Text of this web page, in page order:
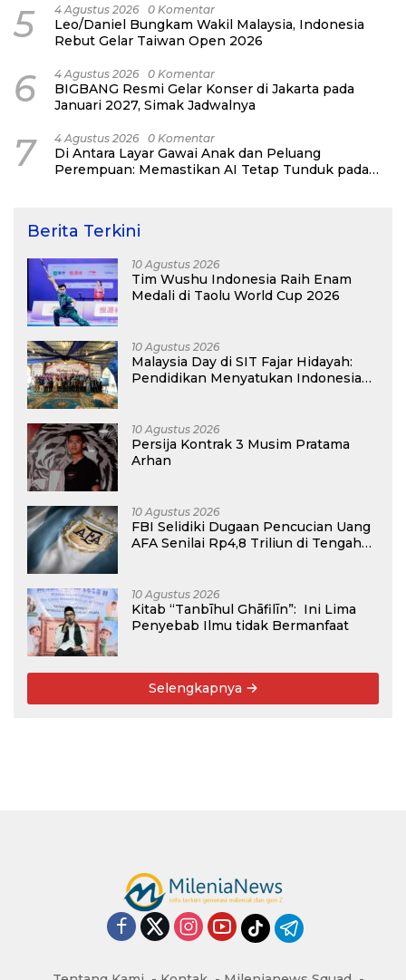
5 4 Agustus 2026 0 Komentar
Leo/Daniel Bungkam Wakil Malaysia, Indonesia
Rebut Gelar Taiwan Open 2026
6 4 Agustus 2026 0 Komentar
BIGBANG Resmi Gelar Konser di Jakarta pada
Januari 2027, Simak Jadwalnya
7 4 Agustus 2026 0 Komentar
Di Antara Layar Gawai Anak dan Peluang
Perempuan: Memastikan AI Tetap Tunduk pada
Berita Terkini
10 Agustus 2026
Tim Wushu Indonesia Raih Enam
Medali di Taolu World Cup 2026
10 Agustus 2026
Malaysia Day di SIT Fajar Hidayah:
Pendidikan Menyatukan Indonesia
10 Agustus 2026
Persija Kontrak 3 Musim Pratama
Arhan
10 Agustus 2026
FBI Selidiki Dugaan Pencucian Uang
AFA Senilai Rp4,8 Triliun di Tengah
10 Agustus 2026
Kitab “Tanbīhul Ghāfilīn”: Ini Lima
Penyebab Ilmu tidak Bermanfaat
Selengkapnya